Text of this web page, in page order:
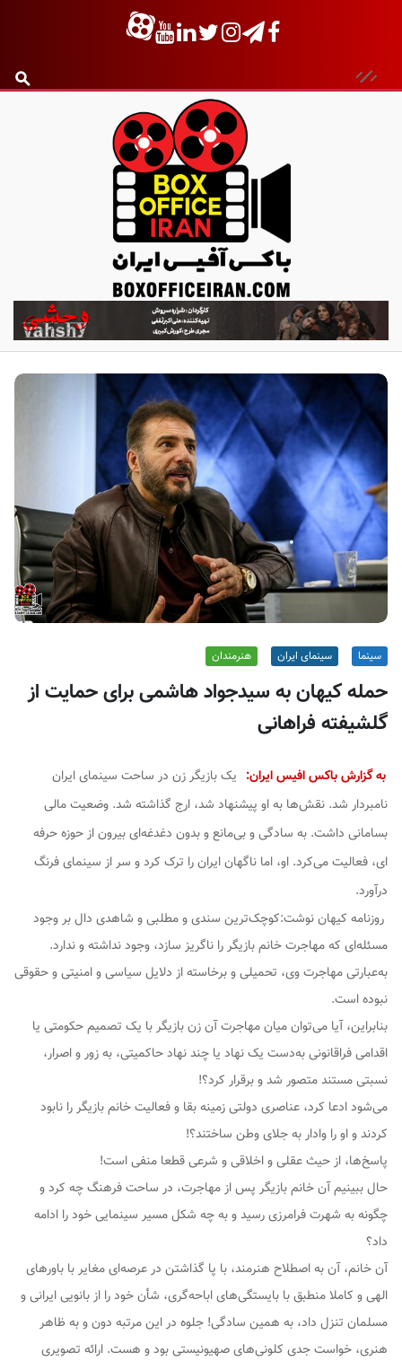
ب
ا
ک
س
آ
ف
ی
س
ا
ی
ر
ا
ن
سینما سینمای ایران هنرمندان
حمله کیهان به سیدجواد هاشمی برای حمایت از
گلشیفته فراهانی
به گزارش باکس افیس ایران: یک بازیگر زن در ساحت سینمای ایران
نامبردار شد. نقش‌ها به او پیشنهاد شد، ارج گذاشته شد. وضعیت مالی
بسامانی داشت. به سادگی و بی‌مانع و بدون دغدغه‌ای بیرون از حوزه حرفه
ای، فعالیت می‌کرد. او، اما ناگهان ایران را ترک کرد و سر از سینمای فرنگ
درآورد.
روزنامه کیهان نوشت:کوچک‌ترین سندی و مطلبی و شاهدی دال بر وجود
مسئله‌ای که مهاجرت خانم بازیگر را ناگریز سازد، وجود نداشته و ندارد.
به‌عبارتی مهاجرت وی، تحمیلی و برخاسته از دلایل سیاسی و امنیتی و حقوقی
نبوده است.
بنابراین، آیا می‌توان میان مهاجرت آن زن بازیگر با یک تصمیم حکومتی یا
اقدامی فراقانونی به‌دست یک نهاد یا چند نهاد حاکمیتی، به زور و اصرار،
نسبتی مستند متصور شد و برقرار کرد؟!
می‌شود ادعا کرد، عناصری دولتی زمینه بقا و فعالیت خانم بازیگر را نابود
کردند و او را وادار به جلای وطن ساختند؟!
پاسخ‌ها، از حیث عقلی و اخلاقی و شرعی قطعا منفی است!
حال ببینیم آن خانم بازیگر پس از مهاجرت، در ساحت فرهنگ چه کرد و
چگونه به شهرت فرامرزی رسید و به چه شکل مسیر سینمایی خود را ادامه
داد؟
آن خانم، آن به‌ اصطلاح هنرمند، با پا گذاشتن در عرصه‌ای مغایر با باورهای
الهی و کاملا منطبق با بایستگی‌های اباحه‌گری،‌ شأن خود را از بانویی ایرانی و
مسلمان تنزل داد، به همین سادگی! جلوه در این مرتبه دون و به ظاهر
هنری، خواست جدی کلونی‌های صهیونیستی بود و هست. ارائه تصویری